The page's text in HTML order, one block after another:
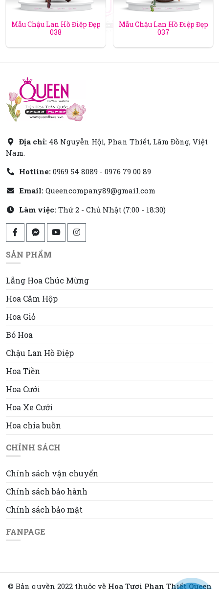
Mẫu Chậu Lan Hồ Điệp Đẹp
038
Mẫu Chậu Lan Hồ Điệp Đẹp
037
Địa chỉ: 48 Nguyễn Hội, Phan Thiết, Lâm Đồng, Việt
Nam.
Hotline: 0969 54 8089 - 0976 79 00 89
Email: Queencompany89@gmail.com
Làm việc: Thứ 2 - Chủ Nhật (7:00 - 18:30)
SẢN PHẨM
Lẵng Hoa Chúc Mừng
Hoa Cắm Hộp
Hoa Giỏ
Bó Hoa
Chậu Lan Hồ Điệp
Hoa Tiền
Hoa Cưới
Hoa Xe Cưới
Hoa chia buồn
CHÍNH SÁCH
Chính sách vận chuyển
Chính sách bảo hành
Chính sách bảo mật
FANPAGE
© Bản quyền 2022 thuộc về Hoa Tươi Phan Thiết Queen